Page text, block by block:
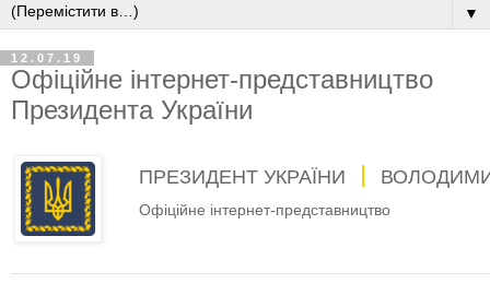
▼
12.07.19
Офіційне інтернет-представництво
Президента України
ПРЕЗИДЕНТ УКРАЇНИ
Офіційне інтернет-представництво